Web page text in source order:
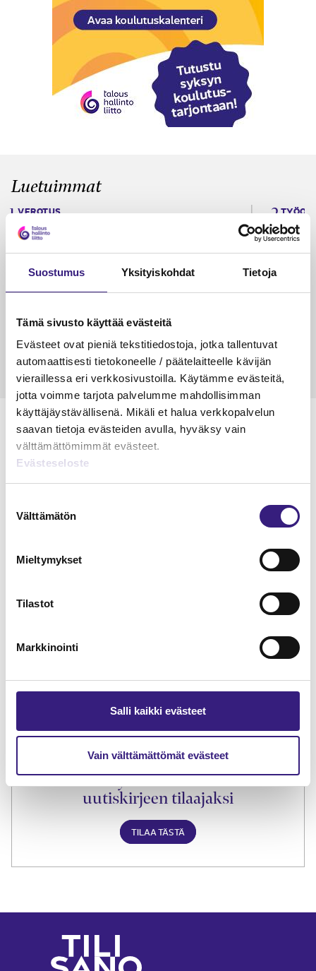
Suostumus Yksityiskohdat Tietoja
Tämä sivusto käyttää evästeitä
Evästeet ovat pieniä tekstitiedostoja, jotka tallentuvat
automaattisesti tietokoneelle / päätelaitteelle kävijän
vieraillessa eri verkkosivustoilla. Käytämme evästeitä,
jotta voimme tarjota palvelumme mahdollisimman
käyttäjäystävällisenä. Mikäli et halua verkkopalvelun
saavan tietoja evästeiden avulla, hyväksy vain
välttämättömimmät evästeet.
Evästeseloste
valinta
Välttämätön
Mieltymykset
Tilastot
Markkinointi
Salli kaikki evästeet
Vain välttämättömät evästeet
Luetuimmat
VEROTUS
Kulu­veloitukset arvon­lisä­
verotuksessa – omien kulujen
veloitus, kulujen edelleen­
veloitus ja läpi­laskutus
15.5.2023 10 min
TILAA TÄSTÄ
Liity Tilisanomien
uutiskirjeen tilaajaksi
TILAA TÄSTÄ